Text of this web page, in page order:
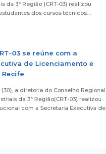
da 3ª Região (CRT-03) realizou
dos cursos técnicos…
03 se reúne com a
de Licenciamento e
a diretoria do Conselho Regional
da 3ª Região(CRT-03) realizou
com a Secretaria Executiva de